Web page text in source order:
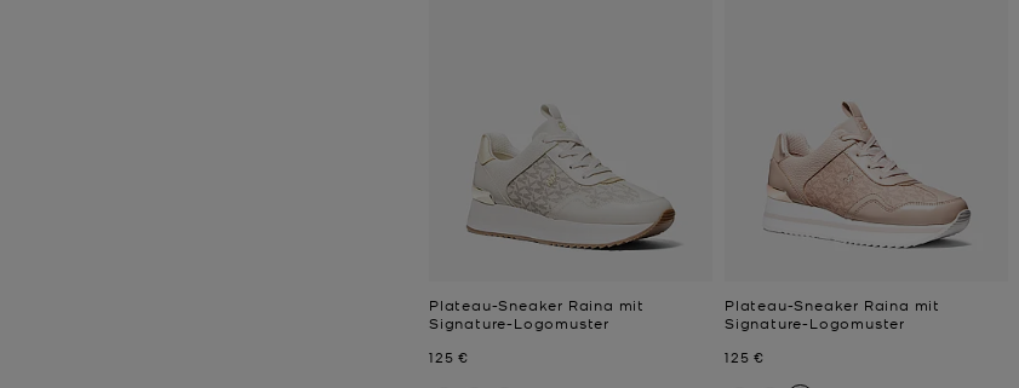
Plateau-Sneaker Raina mit
Signature-Logomuster
Jetzt
125 €
Plateau-Sneaker Raina mit
Signature-Logomuster
Jetzt
125 €